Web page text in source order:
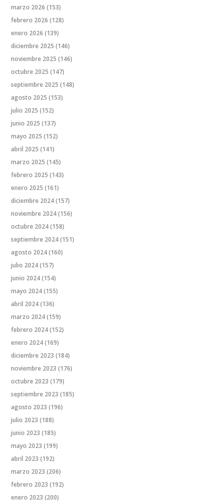
marzo 2026 (153)
febrero 2026 (128)
enero 2026 (139)
diciembre 2025 (146)
noviembre 2025 (146)
octubre 2025 (147)
septiembre 2025 (148)
agosto 2025 (153)
julio 2025 (152)
junio 2025 (137)
mayo 2025 (152)
abril 2025 (141)
marzo 2025 (145)
febrero 2025 (143)
enero 2025 (161)
diciembre 2024(157)
noviembre 2024(156)
octubre 2024(158)
septiembre 2024(151)
agosto 2024(160)
julio 2024(157)
junio 2024(154)
mayo 2024(155)
abril 2024(136)
marzo 2024(159)
febrero 2024(152)
enero 2024(169)
diciembre 2023 (184)
noviembre 2023 (176)
octubre 2023 (179)
septiembre 2023 (185)
agosto 2023 (196)
julio 2023 (188)
junio 2023 (185)
mayo 2023 (199)
abril 2023 (192)
marzo 2023 (206)
febrero 2023 (192)
enero 2023 (200)